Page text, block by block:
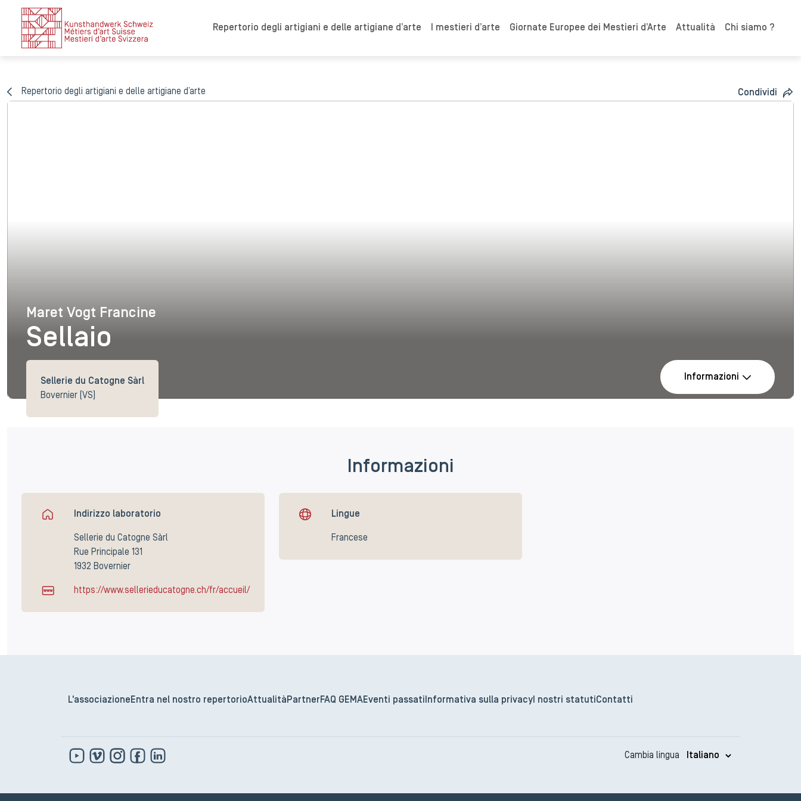
Repertorio degli artigiani e delle artigiane d’arte I mestieri d’arte Giornate Europee dei Mestieri d’Arte Attualità Chi siamo ?
Repertorio degli artigiani e delle artigiane d’arte Condividi
Maret Vogt Francine
Maret Vogt Francine
Sellaio
Sellerie du Catogne Sàrl
Bovernier (VS)
Informazioni
Informazioni
Indirizzo laboratorio
Sellerie du Catogne Sàrl
Rue Principale 131
1932 Bovernier
https://www.sellerieducatogne.ch/fr/accueil/
Lingue
Francese
L'associazione Entra nel nostro repertorioAttualità Partner FAQ GEMAEventi passati Informativa sulla privacy I nostri statuti Contatti
Cambia lingua